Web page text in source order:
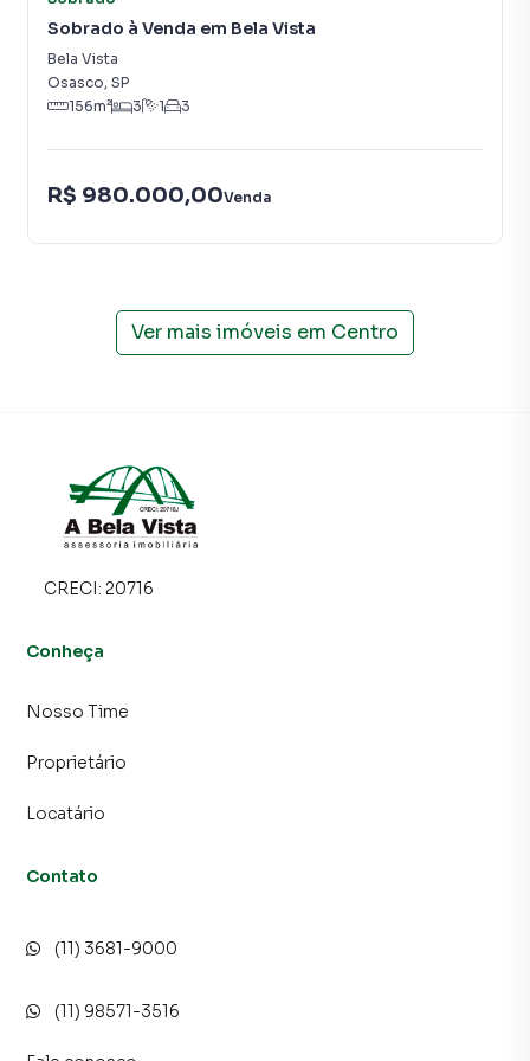
Anuncie seu imóvel! É fácil, rápido e gratuito! A A Bela Vista
Imóveis é uma imobiliária digital com imóveis em diversas
cidades do Brasil, incluindo Osasco.
tradicionais. Já vendemos e locamos diversos imóveis em
uma equipe de marketing digital focada em produzir
consequência uma maior chance de vender ou alugar seu
imóvel mais rápido. Contamos também com um time de
Sobrado à Venda em Bela Vista
Bela Vista
Osasco, SP
156m² 3 1 3
R$ 980.000,00Venda
Ver mais imóveis em Centro
CRECI: 20716
Conheça
Nosso Time
Proprietário
Locatário
Contato
(11) 3681-9000
(11) 98571-3516